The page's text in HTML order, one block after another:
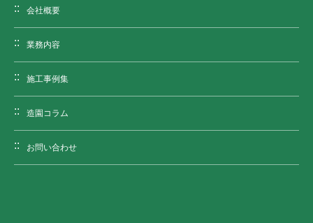
会社概要
業務内容
施工事例集
造園コラム
お問い合わせ